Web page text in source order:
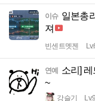
이슈 일본총
져
빈센트멧젠
연예
소리]
~
강슬기